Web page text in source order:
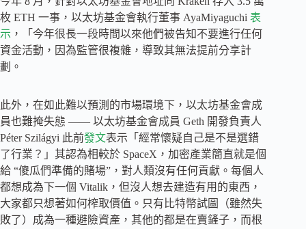
枚 ETH 一事，以太坊基金會執行董事 AyaMiyaguchi 表
示 ，「今年很長一段時間以來他們被告知不要進行任何
資金活動，因為監管很複雜，導致其無法提前分享計
劃。
此外，在如此難以預測的市場環境下，以太坊基金會成
員也難掩失態 —— 以太坊基金會成員 Geth 開發負責人
Péter Szilágyi 此前發文表示「經常懷疑自己是不是選錯
了行業？」其認為相較於 SpaceX，加密產業簡直就是個
給 “傻瓜們準備的賭場”，對人類沒有任何貢獻。每個人
都想成為下一個 Vitalik，但沒人想去建造有用的東西，
大家都只想著如何榨取價值。只有比特幣試圖（雖然失
敗了）成為一種避險資產，其他的都是在賣鏟子，而根